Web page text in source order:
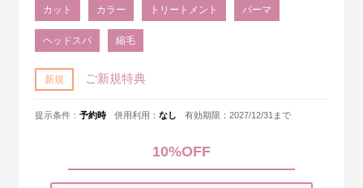
カット カラー トリートメント パーマ
ヘッドスパ 縮毛
新規 ご新規特典
提示条件：予約時 併用利用：なし 有効期限：2027/12/31まで
10%OFF